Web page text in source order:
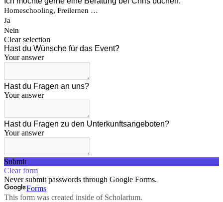
Homeschooling, Freilernen …
Ja
Nein
Clear selection
Hast du Wünsche für das Event?
Your answer
Hast du Fragen an uns?
Your answer
Hast du Fragen zu den Unterkunftsangeboten?
Your answer
Submit
Clear form
Never submit passwords through Google Forms.
Forms
This form was created inside of Scholarium.